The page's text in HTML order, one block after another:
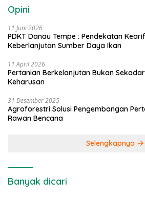
Opini
11 Juni 2026
PDKT Danau Tempe : Pendekatan
Keberlanjutan Sumber Daya Ikan
11 April 2026
Pertanian Berkelanjutan Bukan
Keharusan
31 Desember 2025
Agroforestri Solusi Pengembangan
Rawan Bencana
Selengkapnya
Banyak dicari